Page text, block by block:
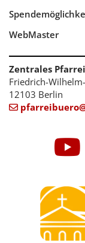
WebMaster
Zentrales
Friedrich-
12103 Berlin
